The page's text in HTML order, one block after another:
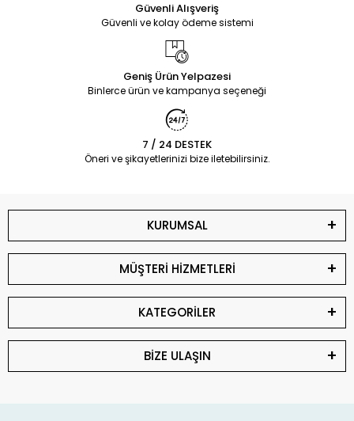
Güvenli Alışveriş
Güvenli ve kolay ödeme sistemi
Geniş Ürün Yelpazesi
Binlerce ürün ve kampanya seçeneği
7 / 24 DESTEK
Öneri ve şikayetlerinizi bize iletebilirsiniz.
KURUMSAL
MÜŞTERİ HİZMETLERİ
KATEGORİLER
BİZE ULAŞIN